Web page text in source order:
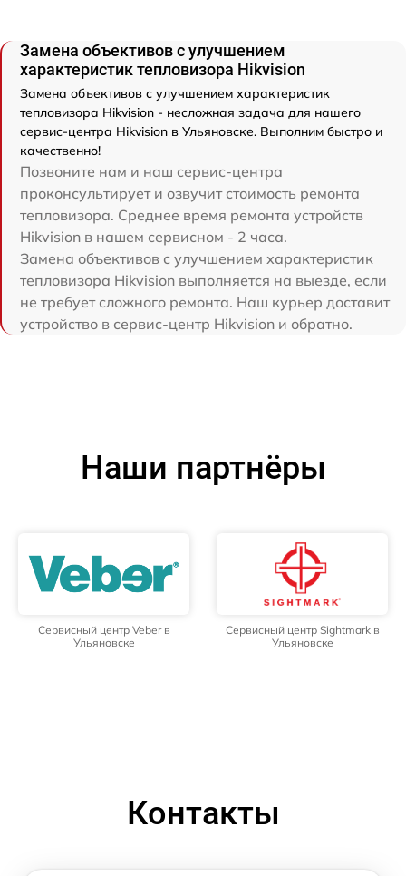
Замена объективов с улучшением
характеристик тепловизора Hikvision
Замена объективов с улучшением характеристик
тепловизора Hikvision - несложная задача для нашего
сервис-центра Hikvision в Ульяновске. Выполним быстро и
качественно!
Позвоните нам и наш сервис-центра
проконсультирует и озвучит стоимость ремонта
тепловизора. Среднее время ремонта устройств
Hikvision в нашем сервисном - 2 часа.
Замена объективов с улучшением характеристик
тепловизора Hikvision выполняется на выезде, если
не требует сложного ремонта. Наш курьер доставит
устройство в сервис-центр Hikvision и обратно.
Наши партнёры
Сервисный центр Veber в
Ульяновске
Сервисный центр Sightmark в
Ульяновске
Контакты